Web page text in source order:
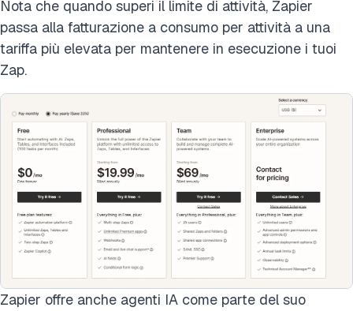
Nota che quando superi il limite di attività, Zapier
passa alla fatturazione a consumo per attività a una
tariffa più elevata per mantenere in esecuzione i tuoi
Zap.
Zapier offre anche agenti IA come parte del suo